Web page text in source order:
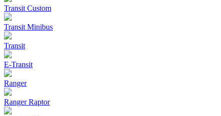
Transit Custom
Transit Minibus
Transit
E-Transit
Ranger
Ranger Raptor